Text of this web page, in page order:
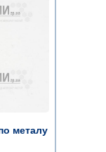
металу